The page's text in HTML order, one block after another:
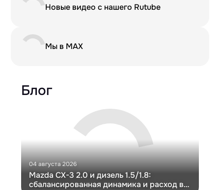
Новые видео с нашего Rutube
Мы в MAX
Блог
04 августа 2026
Mazda CX-3 2.0 и дизель 1.5/1.8:
сбалансированная динамика и расход в